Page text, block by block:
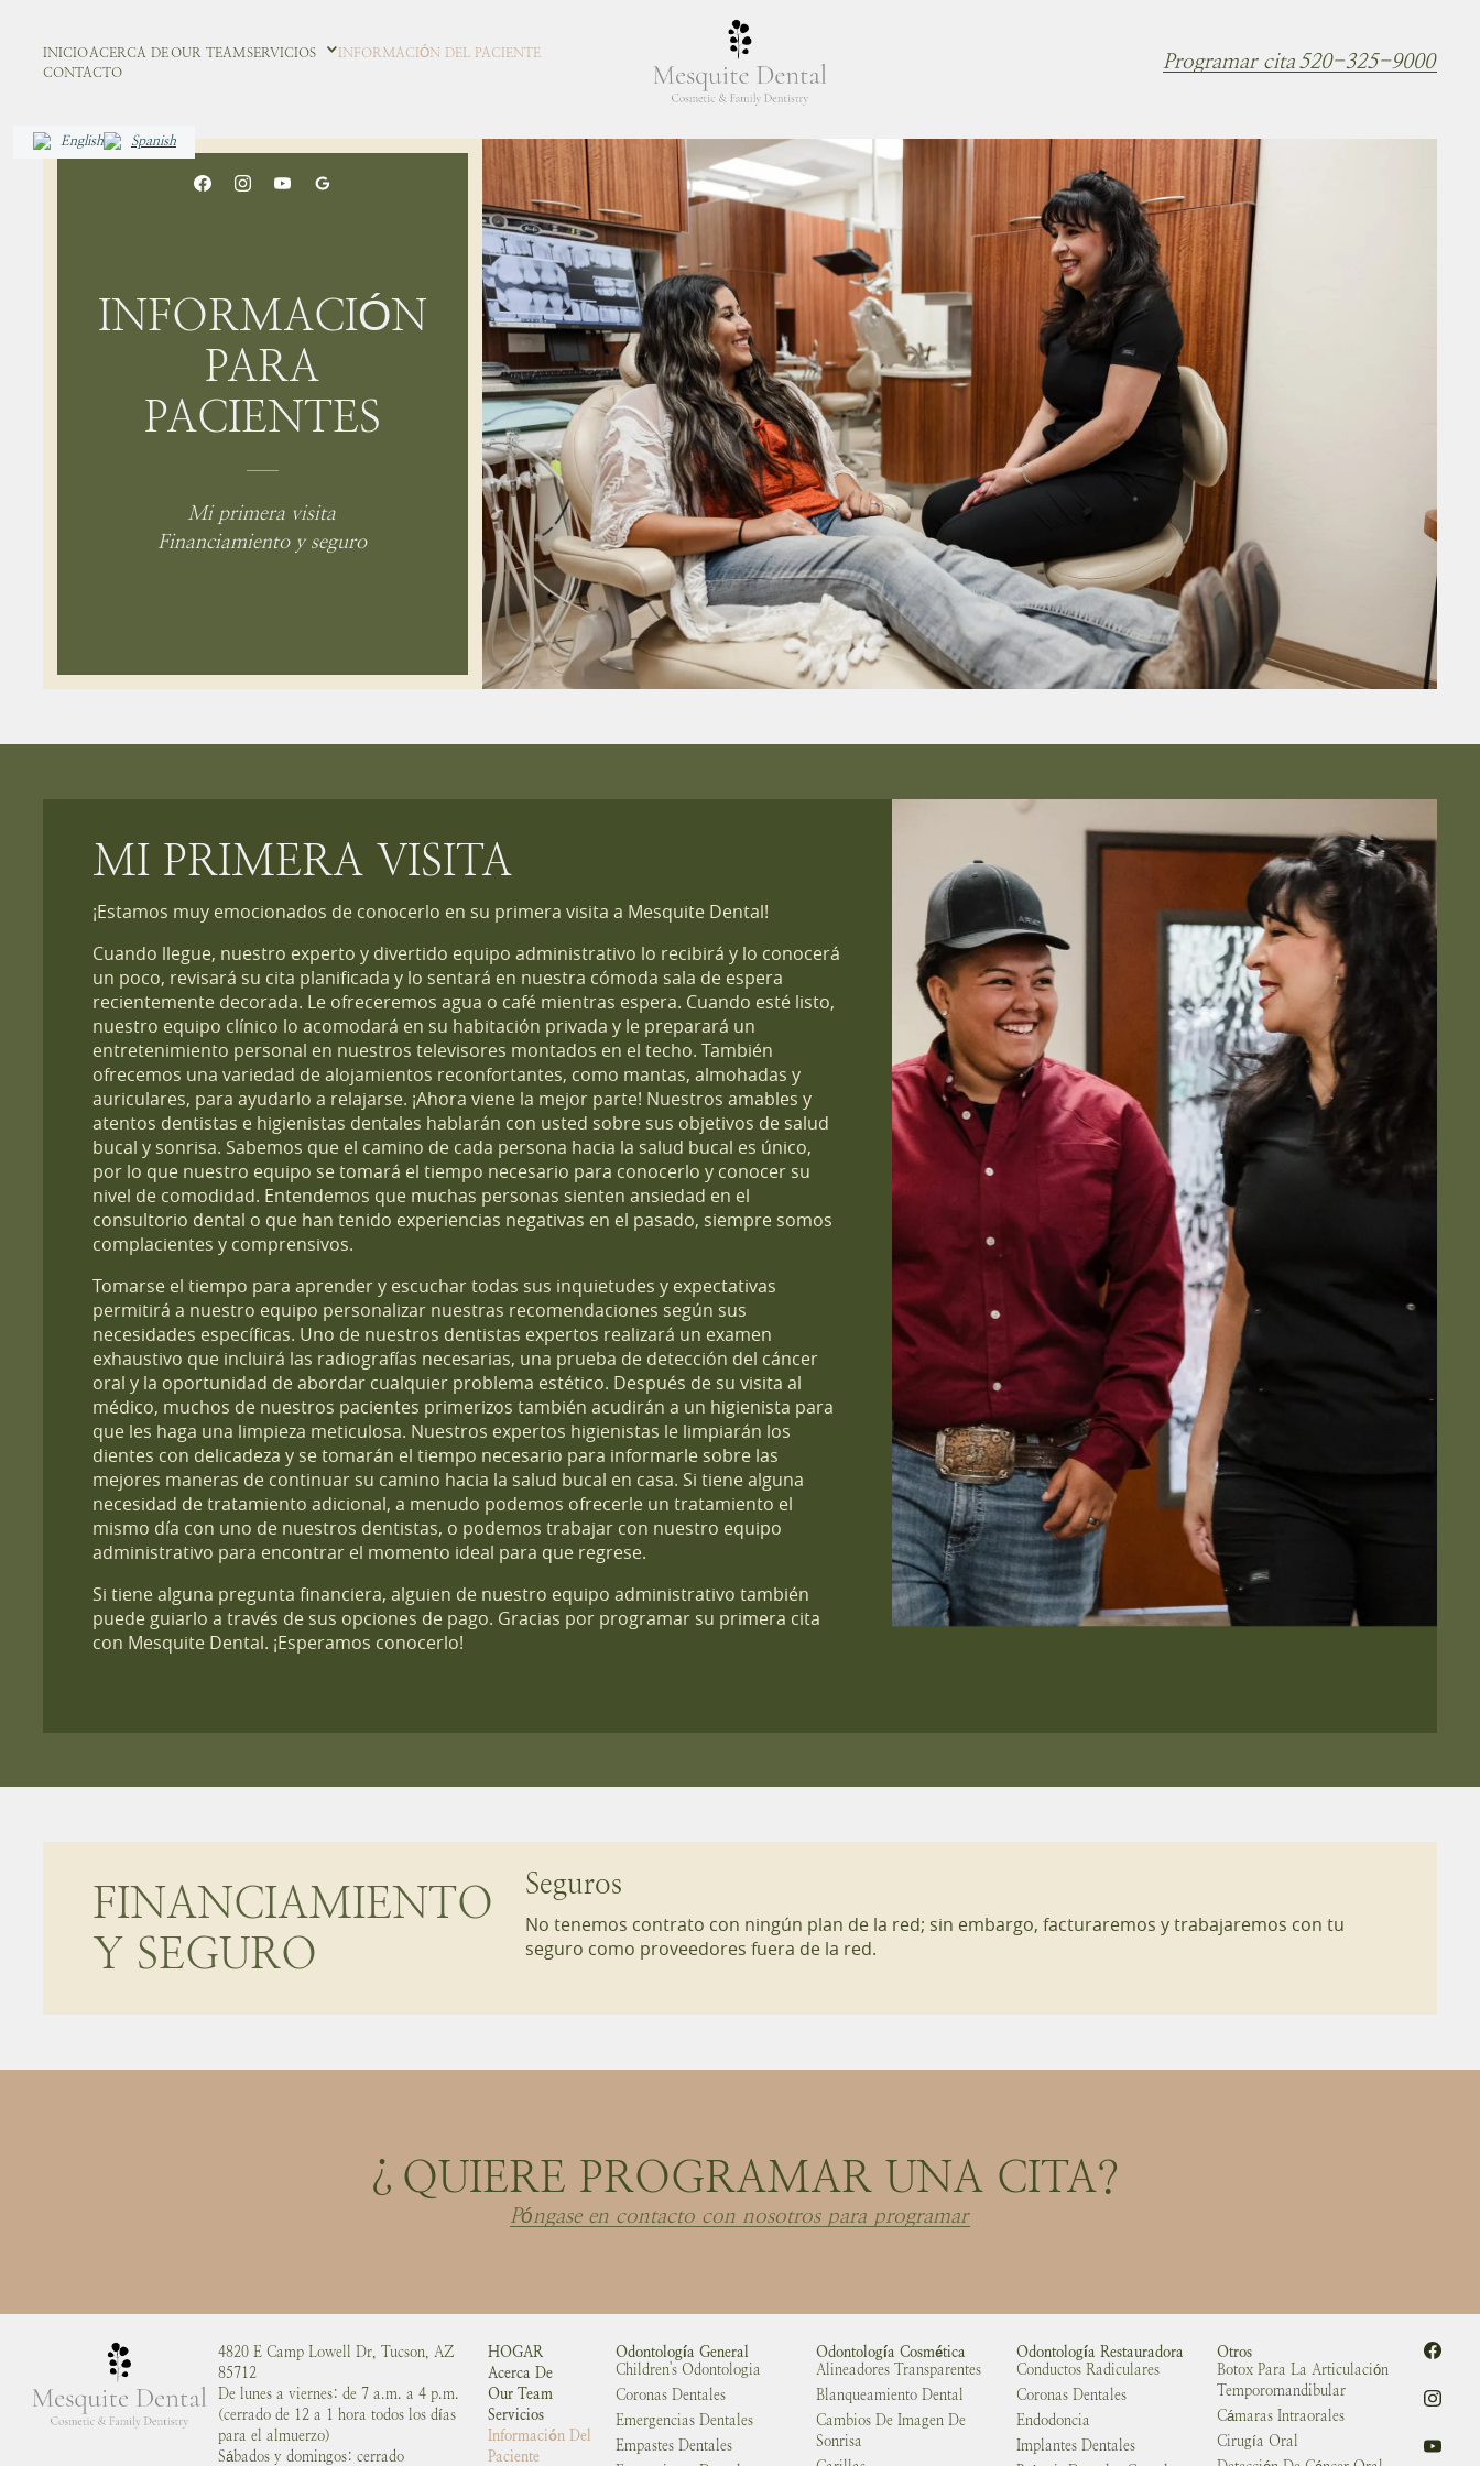
INICIOACERCA DEOUR TEAMSERVICIOS
INFORMACIÓN DEL PACIENTE
CONTACTO
Programar cita520-325-9000
English Spanish
INFORMACIÓN
PARA
PACIENTES
Mi primera visita
Financiamiento y seguro
MI PRIMERA VISITA
¡Estamos muy emocionados de conocerlo en su primera visita a Mesquite Dental!
Cuando llegue, nuestro experto y divertido equipo administrativo lo recibirá y lo conocerá
un poco, revisará su cita planificada y lo sentará en nuestra cómoda sala de espera
recientemente decorada. Le ofreceremos agua o café mientras espera. Cuando esté listo,
nuestro equipo clínico lo acomodará en su habitación privada y le preparará un
entretenimiento personal en nuestros televisores montados en el techo. También
ofrecemos una variedad de alojamientos reconfortantes, como mantas, almohadas y
auriculares, para ayudarlo a relajarse. ¡Ahora viene la mejor parte! Nuestros amables y
atentos dentistas e higienistas dentales hablarán con usted sobre sus objetivos de salud
bucal y sonrisa. Sabemos que el camino de cada persona hacia la salud bucal es único,
por lo que nuestro equipo se tomará el tiempo necesario para conocerlo y conocer su
nivel de comodidad. Entendemos que muchas personas sienten ansiedad en el
consultorio dental o que han tenido experiencias negativas en el pasado, siempre somos
complacientes y comprensivos.
Tomarse el tiempo para aprender y escuchar todas sus inquietudes y expectativas
permitirá a nuestro equipo personalizar nuestras recomendaciones según sus
necesidades específicas. Uno de nuestros dentistas expertos realizará un examen
exhaustivo que incluirá las radiografías necesarias, una prueba de detección del cáncer
oral y la oportunidad de abordar cualquier problema estético. Después de su visita al
médico, muchos de nuestros pacientes primerizos también acudirán a un higienista para
que les haga una limpieza meticulosa. Nuestros expertos higienistas le limpiarán los
dientes con delicadeza y se tomarán el tiempo necesario para informarle sobre las
mejores maneras de continuar su camino hacia la salud bucal en casa. Si tiene alguna
necesidad de tratamiento adicional, a menudo podemos ofrecerle un tratamiento el
mismo día con uno de nuestros dentistas, o podemos trabajar con nuestro equipo
administrativo para encontrar el momento ideal para que regrese.
Si tiene alguna pregunta financiera, alguien de nuestro equipo administrativo también
puede guiarlo a través de sus opciones de pago. Gracias por programar su primera cita
con Mesquite Dental. ¡Esperamos conocerlo!
FINANCIAMIENTO
Y SEGURO
Seguros
No tenemos contrato con ningún plan de la red; sin embargo, facturaremos y trabajaremos con tu
seguro como proveedores fuera de la red.
¿QUIERE PROGRAMAR UNA CITA?
Póngase en contacto con nosotros para programar
4820 E Camp Lowell Dr, Tucson, AZ
85712
De lunes a viernes: de 7 a.m. a 4 p.m.
(cerrado de 12 a 1 hora todos los días
para el almuerzo)
Sábados y domingos: cerrado
HOGAR
Acerca De
Our Team
Servicios
Información Del
Paciente
Odontología General
Children's Odontologia
Coronas Dentales
Emergencias Dentales
Empastes Dentales
Odontología Cosmética
Alineadores Transparentes
Blanqueamiento Dental
Cambios De Imagen De
Sonrisa
Odontología Restauradora
Conductos Radiculares
Coronas Dentales
Endodoncia
Implantes Dentales
Otros
Botox Para La Articulación
Temporomandibular
Cámaras Intraorales
Cirugía Oral